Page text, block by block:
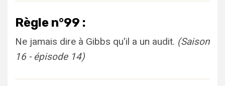
Règle n°99 :
Ne jamais dire à Gibbs qu'il a un audit. (Saison
16 - épisode 14)